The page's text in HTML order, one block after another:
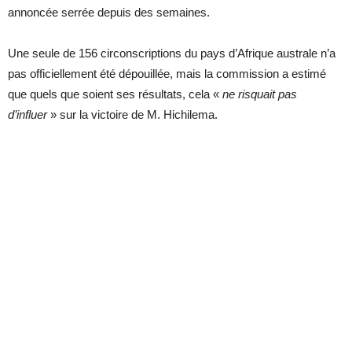
annoncée serrée depuis des semaines.
Une seule de 156 circonscriptions du pays d’Afrique australe n’a
pas officiellement été dépouillée, mais la commission a estimé
que quels que soient ses résultats, cela « ne risquait pas
d’influer» sur la victoire de M. Hichilema.